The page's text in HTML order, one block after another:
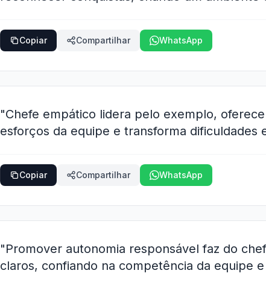
Copiar Compartilhar WhatsApp
"Chefe empático lidera pelo exemplo,
esforços da equipe e transforma dificuldades
Copiar Compartilhar WhatsApp
"Promover autonomia responsável faz do
claros, confiando na competência da equipe